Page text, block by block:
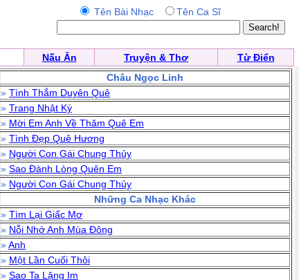
Tên Bài Nhạc Tên Ca Sĩ
Nấu Ăn Truyện & Thơ
Từ Điển
Châu Ngọc Linh
» Tình Thắm Duyên Quê
» Trang Nhật Ký
» Mời Em Anh Về Thăm Quê Em
» Tình Đẹp Quê Hương
» Người Con Gái Chung Thủy
» Sao Đành Lòng Quên Em
» Người Con Gái Chung Thủy
Những Ca Nhạc Khác
» Tìm Lại Giấc Mơ
» Nỗi Nhớ Anh Mùa Đông
»Anh
» Một Lần Cuối Thôi
» Sao Ta Lặng Im